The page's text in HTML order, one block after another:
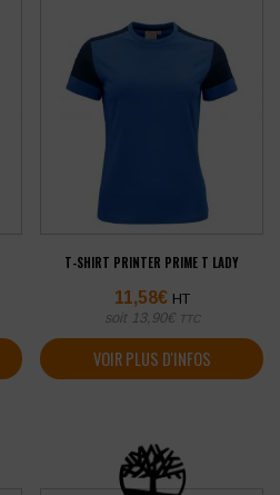
T-SHIRT PRINTER PRIME T LADY
11,58€ HT
soit 13,90€ TTC
VOIR PLUS D'INFOS